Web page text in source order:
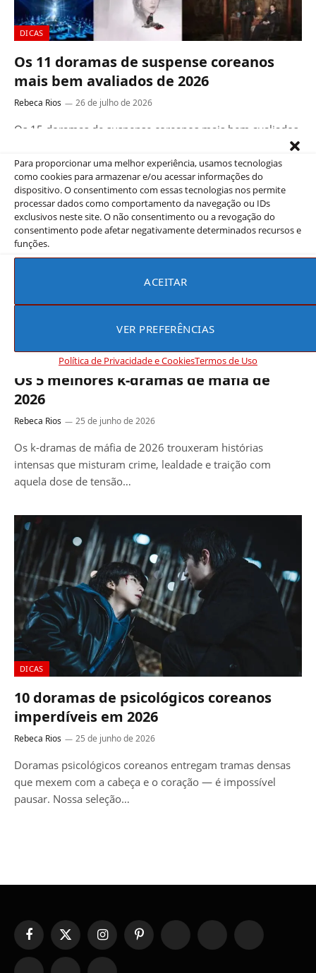
Para proporcionar uma melhor experiência, usamos tecnologias
como cookies para armazenar e/ou acessar informações do
dispositivo. O consentimento com essas tecnologias nos permite
processar dados como comportamento da navegação ou IDs
exclusivos neste site. O não consentimento ou a revogação do
consentimento pode afetar negativamente determinados recursos e
funções.
ACEITAR
VER PREFERÊNCIAS
Política de Privacidade e CookiesTermos de Uso
DICAS
Os 11 doramas de suspense coreanos
mais bem avaliados de 2026
Rebeca Rios 26 de julho de 2026
Os 15 doramas de suspense coreanos mais bem avaliados
começo ao…
DICAS
Os 5 melhores k-dramas de máfia de
2026
Rebeca Rios 25 de junho de 2026
Os k-dramas de máfia de 2026 trouxeram histórias
intensas que misturam crime, lealdade e traição com
aquela dose de tensão…
DICAS
10 doramas de psicológicos coreanos
imperdíveis em 2026
Rebeca Rios 25 de junho de 2026
Doramas psicológicos coreanos entregam tramas densas
que mexem com a cabeça e o coração — é impossível
pausar. Nossa seleção…
FacebookX
(Twitter)
InstagramPinterest YouTube Tumblr WhatsApp